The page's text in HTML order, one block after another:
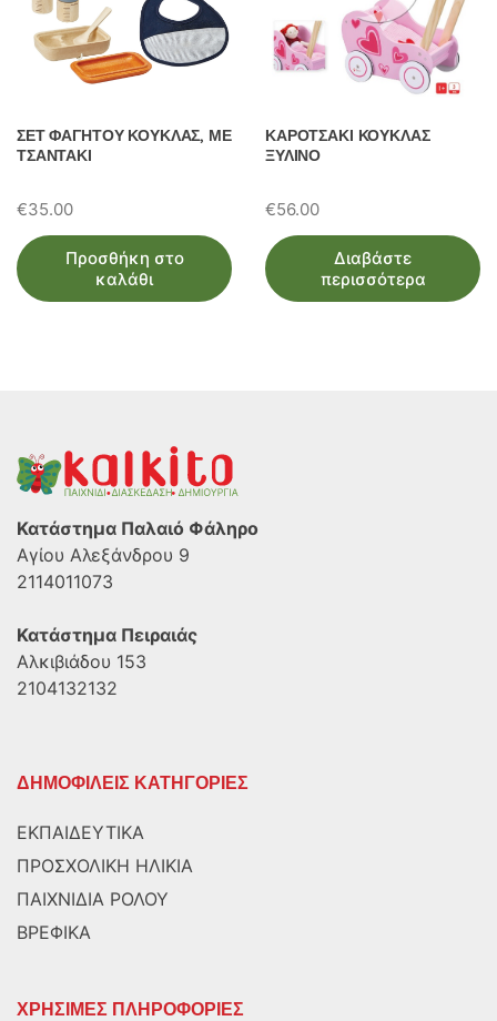
ΣΕΤ ΦΑΓΗΤΟΥ ΚΟΥΚΛΑΣ, ΜΕ
ΤΣΑΝΤΑΚΙ
€35.00
Προσθήκη στο
καλάθι
ΚΑΡΟΤΣΑΚΙ ΚΟΥΚΛΑΣ
ΞΥΛΙΝΟ
€56.00
Διαβάστε
περισσότερα
Κατάστημα Παλαιό Φάληρο
Αγίου Αλεξάνδρου 9
2114011073
Κατάστημα Πειραιάς
Αλκιβιάδου 153
2104132132
ΔΗΜΟΦΙΛΕΙΣ ΚΑΤΗΓΟΡΙΕΣ
ΕΚΠΑΙΔΕΥΤΙΚΑ
ΠΡΟΣΧΟΛΙΚΗ ΗΛΙΚΙΑ
ΠΑΙΧΝΙΔΙΑ ΡΟΛΟΥ
ΒΡΕΦΙΚΑ
ΧΡΗΣΙΜΕΣ ΠΛΗΡΟΦΟΡΙΕΣ